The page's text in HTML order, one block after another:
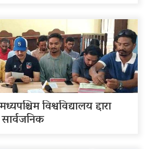
बालबालिका तथा समुदायका
मुद्दाका विषयमा शिक्षकहरुलाई
तालिम
राष्ट्रपति रनिङ शिल्डको जिल्ला
स्तरीय प्रतियोगिता सुरु
गर्भवतीको हेलिकप्टरबाट उद्धार
विश्वविद्यालय द्दारा
सार्वजनिक